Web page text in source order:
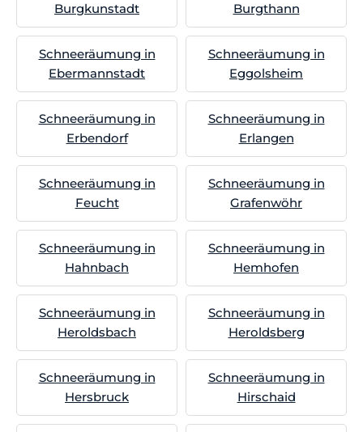
Burgkunstadt
Burgthann
Schneeräumung in
Ebermannstadt
Schneeräumung in
Eggolsheim
Schneeräumung in
Erbendorf
Schneeräumung in
Erlangen
Schneeräumung in
Feucht
Schneeräumung in
Grafenwöhr
Schneeräumung in
Hahnbach
Schneeräumung in
Hemhofen
Schneeräumung in
Heroldsbach
Schneeräumung in
Heroldsberg
Schneeräumung in
Hersbruck
Schneeräumung in
Hirschaid